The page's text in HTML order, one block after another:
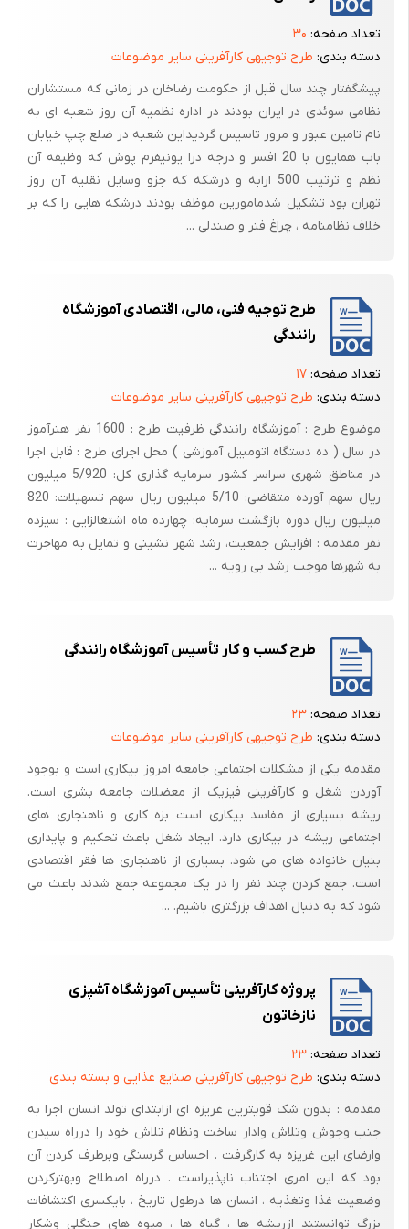
موجود در محل اتصال برگ های پایینی به ساقه، فعال شده و شروع به رشد
نموده و بلند می شوند و مجموعه ای برگ را در ابتدای ساقه ایجاد می کنند.
ساقه رفتن: در این مرحله ساقه طویل می شود. در اوایل این مرحله، گل آذین
هم تشکیل می شود.
تشکیل گل آذین: در این مرحله گل آذین بوته از داخل غلاف خارج می شود. گل
کردن غلات معمولاً زمانی که گل آذین داخل غلاف است یا بلافاصله پس از
روی ساقه است. مجموع چند گلچه که روی محور گل آذین است را سنبلچه می
گویند.
میوه: زمانی که میوه می رسد، غشای تخمدان نازک شده و به پوست دانه می
چسبد. این گونه میوه ها را گندمه گویند، مثل دانه گندم، ذرت و چاودار. دانه
جو.
برداشت محصول
برداشت غلات باید به موقع صورت گیرد. برداشت زودتر یا دیرتر از موقع
محصول، موجب کاسته شدن کیفیت آن می شود. تأخیر در برداشت غلات دانه
ریز، سبب ریزش دانه، خوابیدگی یا شکستن بوته ها در مزرعه و بالاخره کاهش
میزان ماده خشک می گردد. برداشت زود هنگام محصول هم موجب پایین
کاهش می گذارد. همچنین دانه های نارسی که زود هنگام برداشت می شوند،
چه در مزرعه و چه در انبار بیشتر در معرض آسیب های ناشی از گرما و آفات از
در کشورهای توسعه یافته برای دروی محصول تنها از وسایل مکانیکی همچون
کمباین استفاده می شود. اما در کشورهای در حال توسعه از روش های
گوناگونی همچون استفاده از داس برای برداشت محصول استفاده می نمایند.
مراکز سکونت انسان، دلایلی به دست آورند که نشان می دهد غلات در تمدن
های اولیه بشری هم کشت می شده اند و برای مثال، گندم در سرزمین
حاصلخیز بین النهرین به عمل می آمده است.
بین النهرین امروزه بخش هایی از ترکیه، عراق، سوریه و ایران را تشکیل می
دهد. شواهد به دست آمده نشان می دهد که در 16.000 تا 10.000 سال قبل
از میلاد، انسان ما قبل تاریخ در این ناحیه گندم تولید می کرده است.
همچنین هر جا که جامعه ای تشکیل شده، یکی از انواع غلات در پیدایش آن
نقش داشته اند. مثلاً برنج در تشکیل جوامع نخستین کشور چین و ذرت هم
در تشکیل جوامع آفریقایی مؤثر بوده اند.
تاریخچه کارخانه:
تعداد صفحه: ۳۰
دسته بندی: طرح توجیهی کارآفرینی سایر موضوعات
پیشگفتار چند سال قبل از حکومت رضاخان در زمانی که مستشاران
نظامی سوئدی در ایران بودند در اداره نظمیه آن روز شعبه ای به
نام تامین عبور و مرور تاسیس گردیداین شعبه در ضلع چپ خیابان
باب همایون با 20 افسر و درجه درا یونیفرم پوش که وظیفه آن
نظم و ترتیب 500 ارابه و درشکه که جزو وسایل نقلیه آن روز
تهران بود تشکیل شدمامورین موظف بودند درشکه هایی را که بر
خلاف نظامنامه ، چراغ فنر و صندلی ...
طرح توجیه فنی، مالی، اقتصادی آموزشگاه
رانندگی
تعداد صفحه: ۱۷
دسته بندی: طرح توجیهی کارآفرینی سایر موضوعات
موضوع طرح : آموزشگاه رانندگی ظرفیت طرح : 1600 نفر هنرآموز
در سال ( ده دستگاه اتومبیل آموزشی ) محل اجرای طرح : قابل اجرا
در مناطق شهری سراسر کشور سرمایه گذاری کل: 5/920 میلیون
ریال سهم آورده متقاضی: 5/10 میلیون ریال سهم تسهیلات: 820
میلیون ریال دوره بازگشت سرمایه: چهارده ماه اشتغالزایی : سیزده
نفر مقدمه : افزایش جمعیت، رشد شهر نشینی و تمایل به مهاجرت
به شهرها موجب رشد بی رویه ...
طرح کسب و کار تأسیس آموزشگاه رانندگی
تعداد صفحه: ۲۳
دسته بندی: طرح توجیهی کارآفرینی سایر موضوعات
مقدمه یکی از مشکلات اجتماعی جامعه امروز بیکاری است و بوجود
آوردن شغل و کارآفرینی فیزیک از معضلات جامعه بشری است.
ریشه بسیاری از مفاسد بیکاری است بزه کاری و ناهنجاری های
اجتماعی ریشه در بیکاری دارد. ایجاد شغل باعث تحکیم و پایداری
بنیان خانواده های می شود. بسیاری از ناهنجاری ها فقر اقتصادی
است. جمع کردن چند نفر را در یک مجموعه جمع شدند باعث می
شود که به دنبال اهداف بزرگتری باشیم. ...
پروژه کارآفرینی تأسیس آموزشگاه آشپزی
نازخاتون
تعداد صفحه: ۲۳
دسته بندی: طرح توجیهی کارآفرینی صنایع غذایی و بسته بندی
مقدمه : بدون شک قویترین غریزه ای ازابتدای تولد انسان اجرا به
جنب وجوش وتلاش وادار ساخت ونظام تلاش خود را درراه سیدن
وارضای این غریزه به کارگرفت . احساس گرسنگی وبرطرف کردن آن
بود که این امری اجتناب ناپذیراست . درراه اصطلاح وبهترکردن
وضعیت غذا وتغذیه ، انسان ها درطول تاریخ ، بایکسری اکتشافات
بزرگ توانستند ازریشه ها ، گیاه ها ، میوه های جنگلی وشکار